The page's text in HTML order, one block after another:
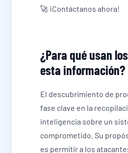
🚀 ¡Contáctanos ahora!
¿Para qué usan
esta información?
El descubrimiento de
fase clave en la
inteligencia sobre un
comprometido. Su
es permitir a los